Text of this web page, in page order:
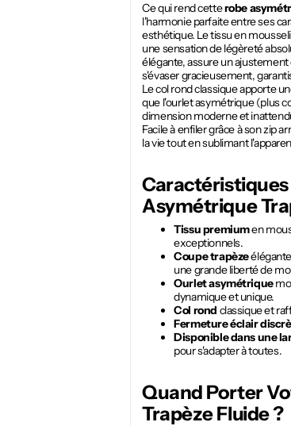
Ce qui rend cetterobe
l'harmonie parfaite entre ses
esthétique. Le tissu en
une sensation de légèreté
élégante, assure un
s'évaser gracieusement,
Le col rond classique apporte
que l'ourlet asymétrique (plus
dimension moderne et
Facile à enfiler grâce à son zip
la vie tout en sublimant
Asymétrique
Tissu premiumen
exceptionnels.
Coupe trapèze
une grande liberté de
Ourlet asymétrique
dynamique et unique.
Col rond classique et
Fermeture éclair
Disponible dans une
pour s'adapter à toutes.
Quand Porter
Trapèze Fluide?